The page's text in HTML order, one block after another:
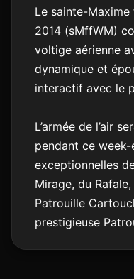
Le sainte-
2014 (sMffWM)
voltige aérienne
dynamique et
interactif avec le
L’armée de l’air
pendant ce
exceptionnelles
Mirage, du
Patrouille
prestigieuse